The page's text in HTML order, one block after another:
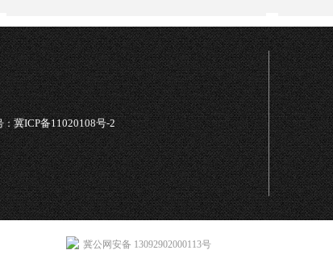
：冀ICP备11020108号-2
冀公网安备 13092902000113号